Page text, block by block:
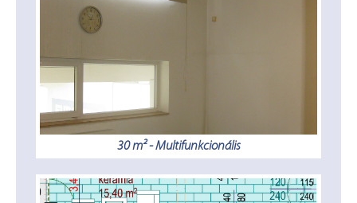
30 m² - Multifunkcionális